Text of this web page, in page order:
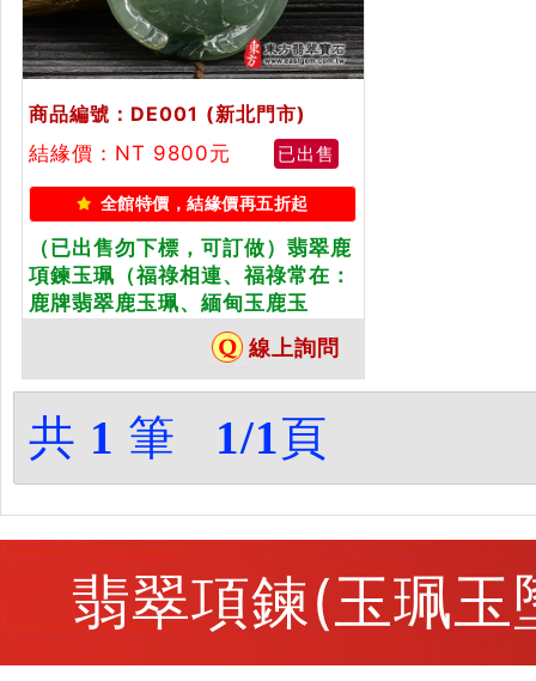
商品編號：DE001 (新北門市)
結緣價：NT 9800元
已出售
全館特價，結緣價再五折起
（已出售勿下標，可訂做）翡翠鹿
項鍊玉珮（福祿相連、福祿常在：
鹿牌翡翠鹿玉珮、緬甸玉鹿玉
墜）。淡綠色糯種鹿，DE001。客
製化訂做各種翡翠鹿吊墜玉珮項
鍊。★附A貨翡翠雙證書
線上詢問
共 1 筆 1/1頁
翡翠項鍊(玉珮